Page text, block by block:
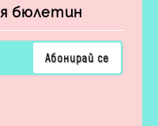
бюлетин